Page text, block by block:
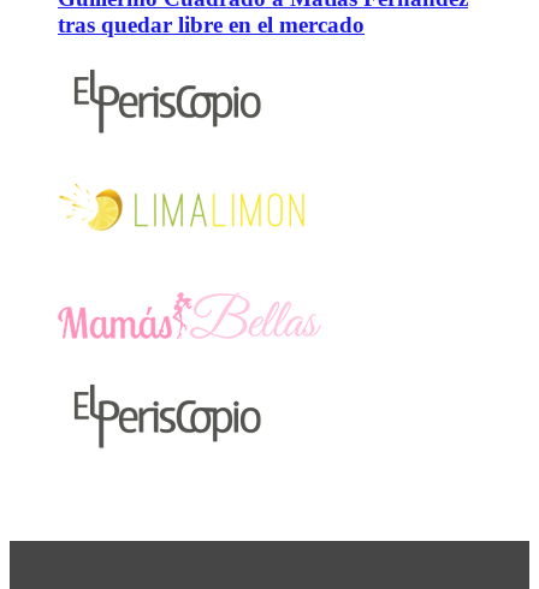
tras quedar libre en el mercado